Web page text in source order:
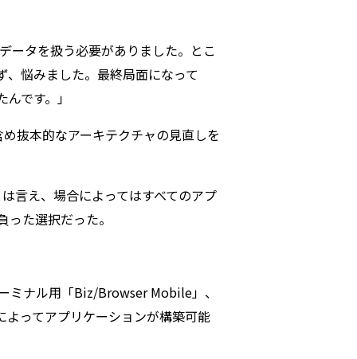
ータを扱う必要がありました。とこ
悩みました。最終局面になって
です。」
抜本的なアーキテクチャの見直しを
言え、場合によってはすべてのアプ
た選択だった。
ミナル用「Biz/Browser Mobile」、
ってアプリケーションが構築可能